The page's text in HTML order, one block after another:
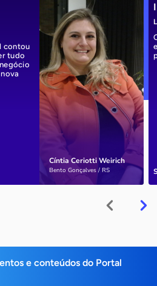
Cíntia Ceriotti Weirich
Bento Gonçalves / RS
contou
tudo
e conteúdos do Portal